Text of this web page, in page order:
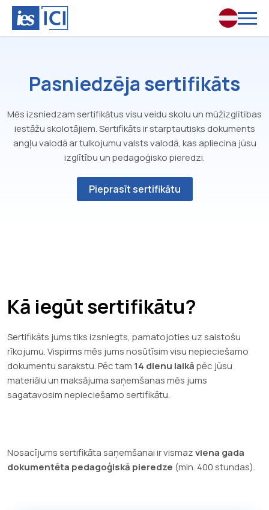
Pasniedzēja sertifikāts
Mēs izsniedzam sertifikātus visu veidu skolu un mūžizglītības
iestāžu skolotājiem. Sertifikāts ir starptautisks dokuments
angļu valodā ar tulkojumu valsts valodā, kas apliecina jūsu
izglītību un pedagoģisko pieredzi.
Pieprasīt sertifikātu
Kā iegūt sertifikātu?
Sertifikāts jums tiks izsniegts, pamatojoties uz saistošu
rīkojumu. Vispirms mēs jums nosūtīsim visu nepieciešamo
dokumentu sarakstu. Pēc tam 14 dienu laikāpēc jūsu
materiālu un maksājuma saņemšanas mēs jums
sagatavosim nepieciešamo sertifikātu.
Nosacījums sertifikāta saņemšanai ir vismazviena gada
dokumentēta pedagoģiskā pieredze (min. 400 stundas).